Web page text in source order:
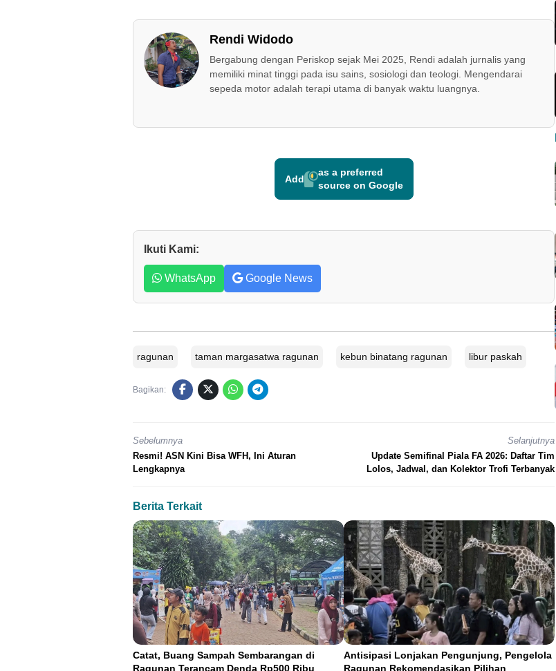
Rendi Widodo
Bergabung dengan Periskop sejak Mei 2025, Rendi adalah jurnalis yang
memiliki minat tinggi pada isu sains, sosiologi dan teologi. Mengendarai
sepeda motor adalah terapi utama di banyak waktu luangnya.
Add
as a preferred
source on Google
Ikuti Kami:
WhatsApp Google News
ragunan taman margasatwa ragunan kebun binatang ragunan libur paskah
Bagikan:
Sebelumnya
Resmi! ASN Kini Bisa WFH, Ini Aturan
Lengkapnya
Selanjutnya
Update Semifinal Piala FA 2026: Daftar Tim
Lolos, Jadwal, dan Kolektor Trofi Terbanyak
Berita Terkait
Catat, Buang Sampah Sembarangan di
Ragunan Terancam Denda Rp500 Ribu
Antisipasi Lonjakan Pengunjung, Pengelola
Ragunan Rekomendasikan Pilihan